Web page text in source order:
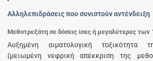
Αλληλεπιδράσεις που συνιστούν αντένδειξη
Μεθοτρεξάτη σε δόσεις ίσες ή μεγαλύτερες
Αυξημένη αιματολογική τοξικότητα
(μειωμένη νεφρική απέκκριση της